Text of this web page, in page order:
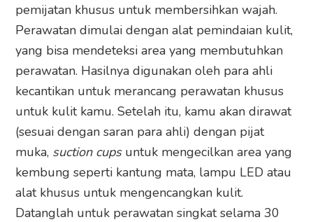
pemijatan khusus untuk membersihkan wajah.
Perawatan dimulai dengan alat pemindaian kulit,
yang bisa mendeteksi area yang membutuhkan
perawatan. Hasilnya digunakan oleh para ahli
kecantikan untuk merancang perawatan khusus
untuk kulit kamu. Setelah itu, kamu akan dirawat
(sesuai dengan saran para ahli) dengan pijat
muka, suction cupsuntuk mengecilkan area yang
kembung seperti kantung mata, lampu LED atau
alat khusus untuk mengencangkan kulit.
Datanglah untuk perawatan singkat selama 30